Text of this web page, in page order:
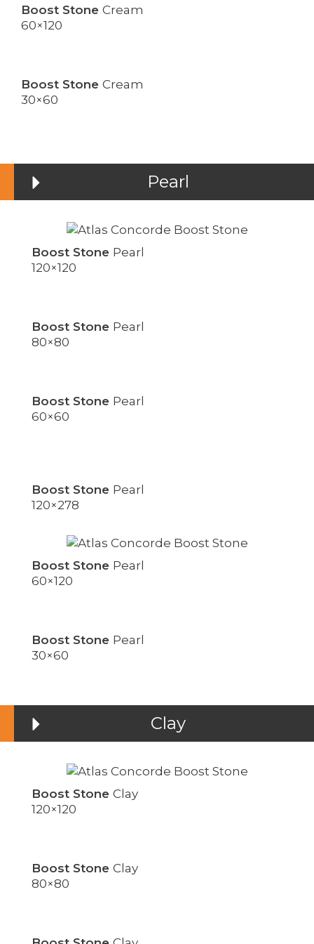
Boost Stone Cream
60×120
Boost Stone Cream
30×60
Pearl
Boost Stone Pearl
120×120
Boost Stone Pearl
80×80
Boost Stone Pearl
60×60
Boost Stone Pearl
120×278
Boost Stone Pearl
60×120
Boost Stone Pearl
30×60
Clay
Boost Stone Clay
120×120
Boost Stone Clay
80×80